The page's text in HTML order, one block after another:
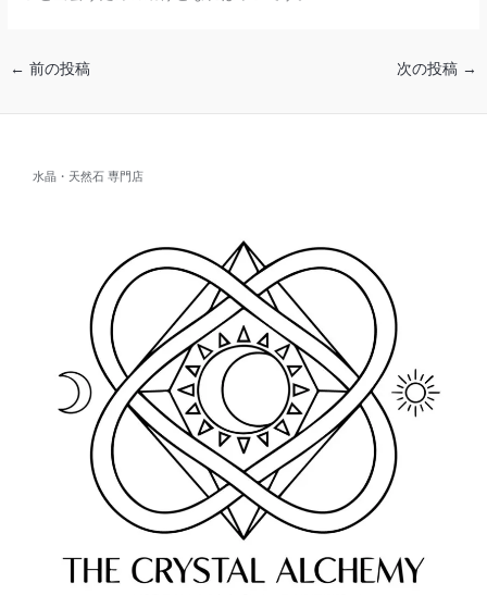
← 前の投稿 次の投稿 →
水晶・天然石 専門店